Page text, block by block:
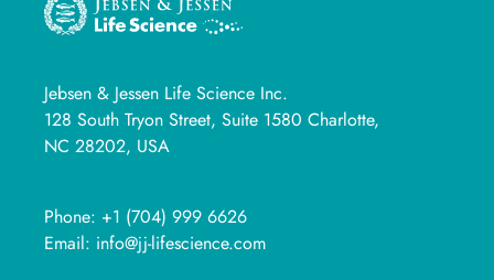
Jebsen & Jessen Life Science Inc.
128 South Tryon Street, Suite 1580 Charlotte,
NC 28202, USA
Phone: +1 (704) 999 6626
Email: info@jj-lifescience.com